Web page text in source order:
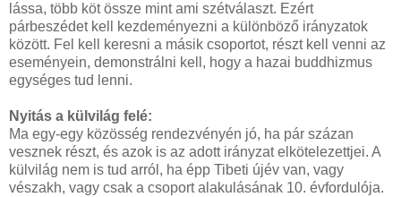
lássa, több köt össze mint ami szétválaszt. Ezért
párbeszédet kell kezdeményezni a különböző irányzatok
között. Fel kell keresni a másik csoportot, részt kell venni az
eseményein, demonstrálni kell, hogy a hazai buddhizmus
egységes tud lenni.
Nyitás a külvilág felé:
Ma egy-egy közösség rendezvényén jó, ha pár százan
vesznek részt, és azok is az adott irányzat elkötelezettjei. A
külvilág nem is tud arról, ha épp Tibeti újév van, vagy
vészakh, vagy csak a csoport alakulásának 10. évfordulója.